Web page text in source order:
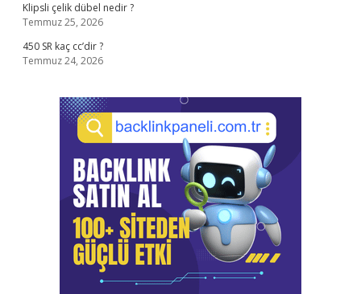
Klipsli çelik dübel nedir ?
Temmuz 25, 2026
450 SR kaç cc’dir ?
Temmuz 24, 2026